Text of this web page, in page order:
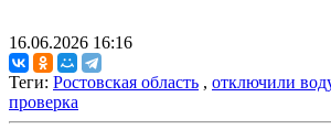
16.06.2026 16:16
Теги: Ростовская область , отключили
проверка